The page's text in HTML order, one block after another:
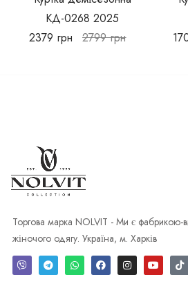
КД-0268 2025
2379 грн 2799грн
Торгова марка NOLVIT - Ми є фабрикою-
жіночого одягу. Україна, м. Харків